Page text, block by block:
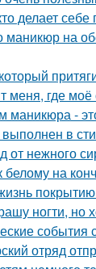
делает
маникюр на
меня, где моё
маникюра -
в
от нежного
белому на
покрытию
ногти, но
отряд